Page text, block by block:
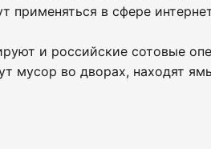
применяться в сфере
и российские сотовые
мусор во дворах, находят